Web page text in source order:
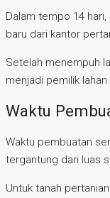
Dalam tempo 14
baru dari kantor
Setelah menempuh
menjadi pemilik
Waktu
Waktu pembuatan
tergantung dari luas
Untuk tanah